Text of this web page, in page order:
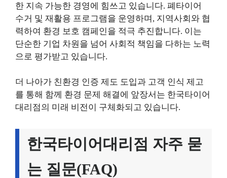
한 지속 가능한 경영에 힘쓰고 있습니다. 폐타이어
수거 및 재활용 프로그램을 운영하며, 지역사회와 협
력하여 환경 보호 캠페인을 적극 추진합니다. 이는
단순한 기업 차원을 넘어 사회적 책임을 다하는 노력
으로 평가받고 있습니다.
더 나아가 친환경 인증 제도 도입과 고객 인식 제고
를 통해 함께 환경 문제 해결에 앞장서는 한국타이어
대리점의 미래 비전이 구체화되고 있습니다.
한국타이어대리점 자주 묻
는 질문(FAQ)